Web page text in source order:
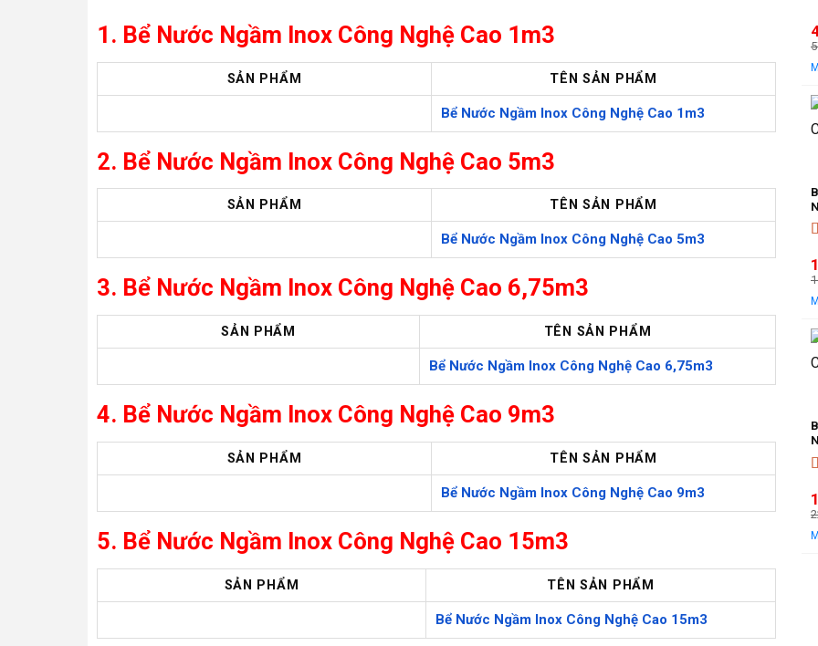
1. Bể Nước Ngầm Inox Công Nghệ Cao 1m3
SẢN PHẨM TÊN SẢN PHẨM
Bể Nước Ngầm Inox Công Nghệ Cao 1m3
2. Bể Nước Ngầm Inox Công Nghệ Cao 5m3
SẢN PHẨM TÊN SẢN PHẨM
Bể Nước Ngầm Inox Công Nghệ Cao 5m3
3. Bể Nước Ngầm Inox Công Nghệ Cao 6,75m3
SẢN PHẨM TÊN SẢN PHẨM
Bể Nước Ngầm Inox Công Nghệ Cao 6,75m3
4. Bể Nước Ngầm Inox Công Nghệ Cao 9m3
SẢN PHẨM TÊN SẢN PHẨM
Bể Nước Ngầm Inox Công Nghệ Cao 9m3
5. Bể Nước Ngầm Inox Công Nghệ Cao 15m3
SẢN PHẨM TÊN SẢN PHẨM
Bể Nước Ngầm Inox Công Nghệ Cao 15m3